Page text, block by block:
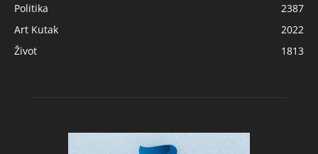
Politika
2387
Art Kutak
2022
Život
1813